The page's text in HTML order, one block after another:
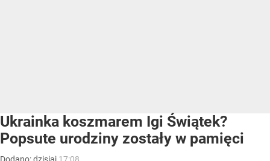
Ukrainka koszmarem Igi Świątek?
Popsute urodziny zostały w pamięci
Dodano:dzisiaj 17:08